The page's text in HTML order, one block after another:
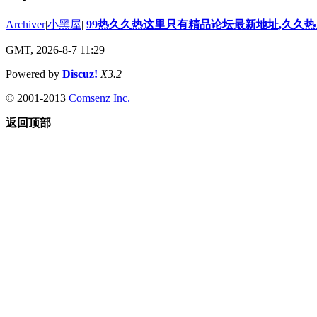
Archiver|小黑屋| 99热久久热这里只有精品论坛最新地址,久久
GMT, 2026-8-7 11:29
Powered by Discuz! X3.2
© 2001-2013 Comsenz Inc.
返回顶部